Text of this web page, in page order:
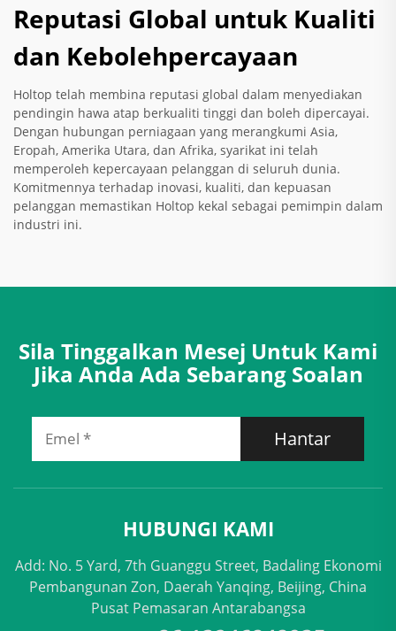
Reputasi Global untuk Kualiti
dan Kebolehpercayaan
Holtop telah membina reputasi global dalam menyediakan
pendingin hawa atap berkualiti tinggi dan boleh dipercayai.
Dengan hubungan perniagaan yang merangkumi Asia,
Eropah, Amerika Utara, dan Afrika, syarikat ini telah
memperoleh kepercayaan pelanggan di seluruh dunia.
Komitmennya terhadap inovasi, kualiti, dan kepuasan
pelanggan memastikan Holtop kekal sebagai pemimpin dalam
industri ini.
Sila Tinggalkan Mesej Untuk Kami
Jika Anda Ada Sebarang Soalan
Hantar
HUBUNGI KAMI
Add: No. 5 Yard, 7th Guanggu Street, Badaling Ekonomi
Pembangunan Zon, Daerah Yanqing, Beijing, China
Pusat Pemasaran Antarabangsa